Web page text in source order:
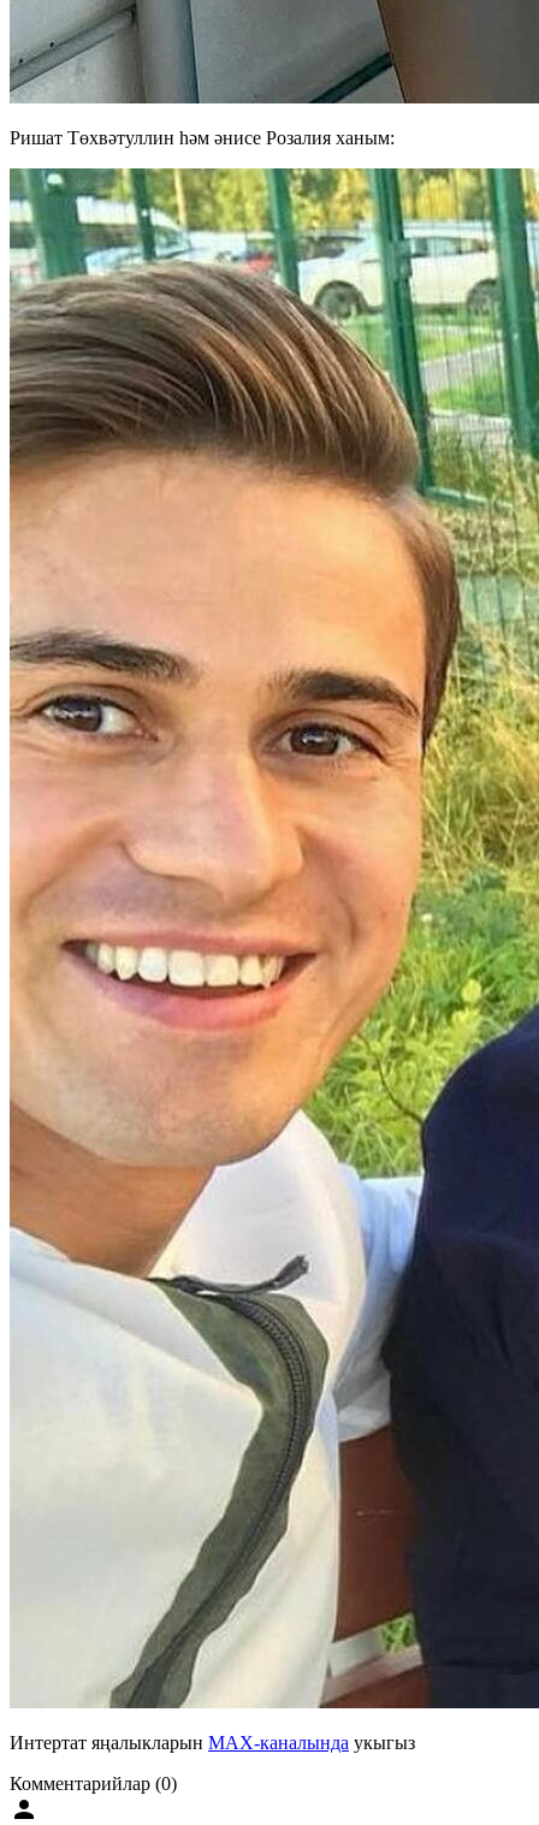
Ришат Төхвәтуллин һәм әнисе Розалия ханым:
Интертат яңалыкларын MAX-каналында укыгыз
Комментарийлар (0)